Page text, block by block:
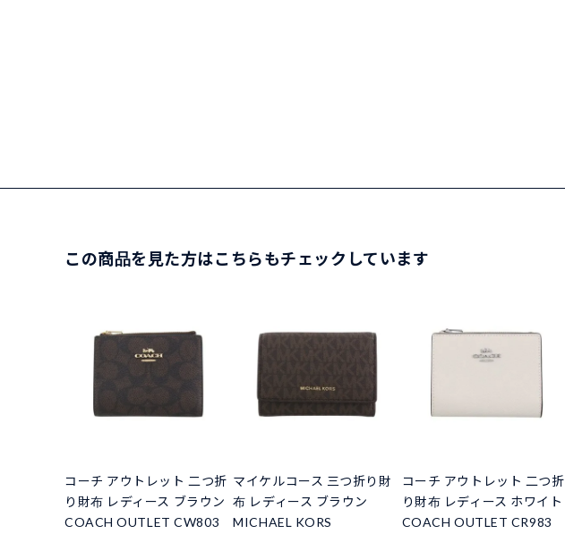
この商品を見た方はこちらもチェックしています
コーチ アウトレット 二つ折
り財布 レディース ブラウン
COACH OUTLET CW803
マイケルコース 三つ折り財
布 レディース ブラウン
MICHAEL KORS
コーチ アウトレット 二つ折
り財布 レディース ホワイト
COACH OUTLET CR983